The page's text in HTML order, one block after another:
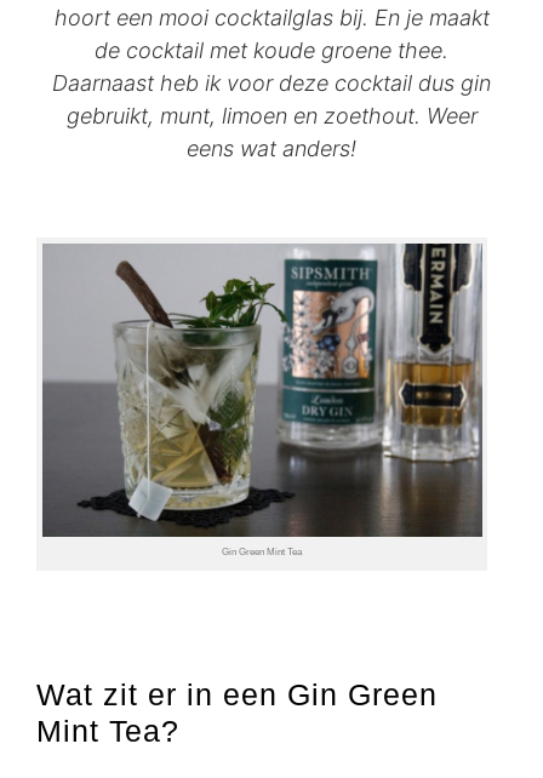
hoort een mooi cocktailglas bij. En je maakt
de cocktail met koude groene thee.
Daarnaast heb ik voor deze cocktail dus gin
gebruikt, munt, limoen en zoethout. Weer
eens wat anders!
Gin Green Mint Tea
Wat zit er in een Gin Green
Mint Tea?